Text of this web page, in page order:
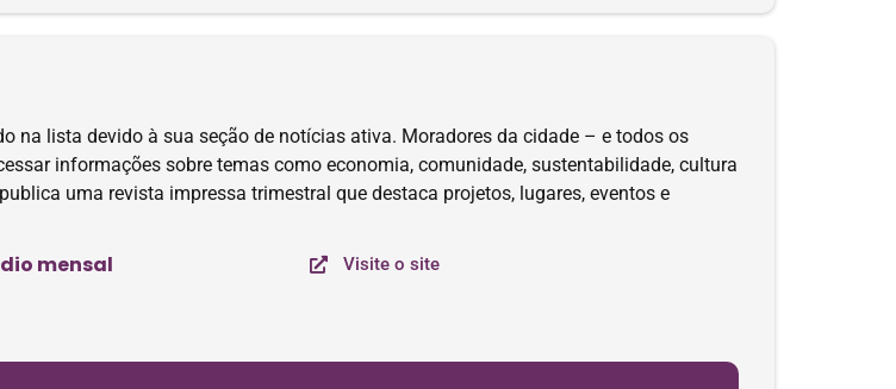
na lista devido à sua seção de notícias ativa. Moradores da cidade – e todos os
informações sobre temas como economia, comunidade, sustentabilidade, cultura
uma revista impressa trimestral que destaca projetos, lugares, eventos e
mensal Visite o site